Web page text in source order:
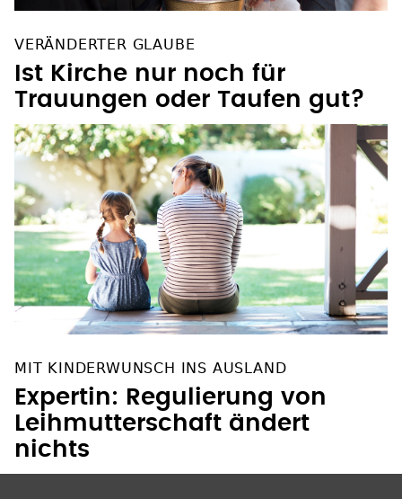
VERÄNDERTER GLAUBE
Ist Kirche nur noch für
Trauungen oder Taufen gut?
MIT KINDERWUNSCH INS AUSLAND
Expertin: Regulierung von
Leihmutterschaft ändert
nichts